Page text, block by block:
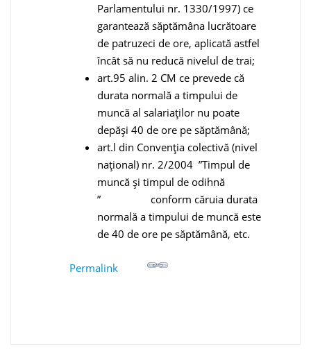
Parlamentului nr. 1330/1997) ce
garantează săptămâna lucrătoare
de patruzeci de ore, aplicată astfel
încât să nu reducă nivelul de trai;
art.95 alin. 2 CM ce prevede că
durata normală a timpului de
muncă al salariaţilor nu poate
depăşi 40 de ore pe săptămână;
art.l din Convenţia colectivă (nivel
naţional) nr. 2/2004 ”Timpul de
mun­că şi timpul de odihnă
” conform căruia durata
normală a timpului de muncă este
de 40 de ore pe săptămână, etc.
Permalink